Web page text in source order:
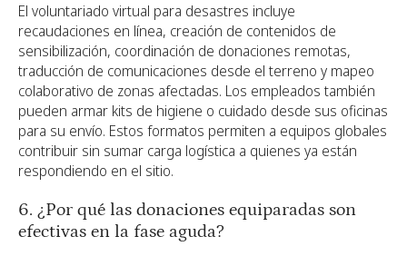
El voluntariado virtual para desastres incluye
recaudaciones en línea, creación de contenidos de
sensibilización, coordinación de donaciones remotas,
traducción de comunicaciones desde el terreno y mapeo
colaborativo de zonas afectadas. Los empleados también
pueden armar kits de higiene o cuidado desde sus oficinas
para su envío. Estos formatos permiten a equipos globales
contribuir sin sumar carga logística a quienes ya están
respondiendo en el sitio.
6. ¿Por qué las donaciones equiparadas son
efectivas en la fase aguda?